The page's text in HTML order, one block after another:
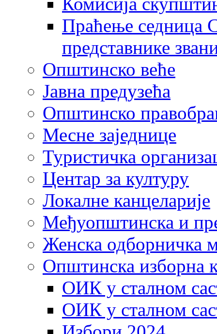
Праћење седница
представнике
Општинско веће
Јавна предузећа
Општинско
Месне заједнице
Туристичка
Центaр за културу
Локалне канцеларије
Међуопштинска и
Женска одборничка
Општинска изборна
ОИК у сталном
ОИК у сталном